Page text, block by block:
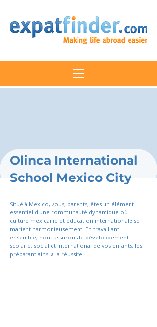
Olinca International
School Mexico City
Situé à Mexico, vous, parents, êtes un élément
essentiel d'une communauté dynamique où
culture mexicaine et éducation internationale se
marient harmonieusement. En travaillant
ensemble, nous assurons le développement
scolaire, social et international de vos enfants, les
préparant ainsi à la réussite.